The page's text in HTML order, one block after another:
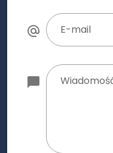
E-mail